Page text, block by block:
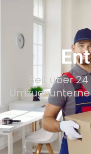
Seit über